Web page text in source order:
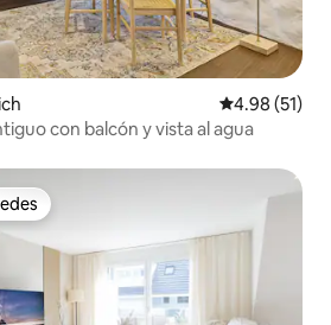
Calificación
4.98 (51)
con balcón y vista al agua